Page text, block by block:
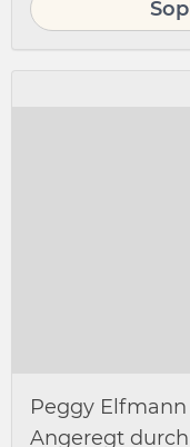
Peggy
Angeregt